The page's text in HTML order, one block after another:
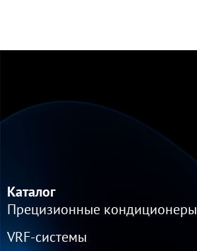
Каталог
Прецизионные кондиционеры
VRF-cистемы